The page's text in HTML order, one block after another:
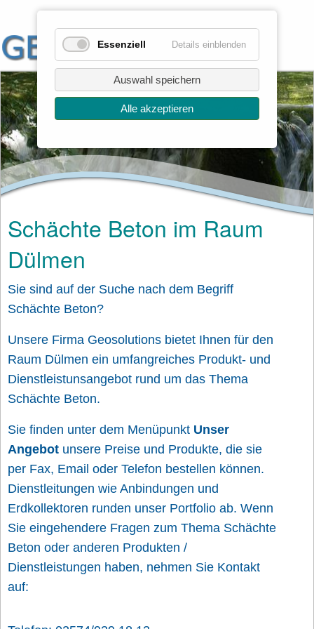
Schächte Beton im Raum
Dülmen
Sie sind auf der Suche nach dem Begriff
Schächte Beton?
Unsere Firma Geosolutions bietet Ihnen für den
Raum Dülmen ein umfangreiches Produkt- und
Dienstleistunsangebot rund um das Thema
Schächte Beton.
Sie finden unter dem Menüpunkt Unser
Angebot unsere Preise und Produkte, die sie
per Fax, Email oder Telefon bestellen können.
Dienstleitungen wie Anbindungen und
Erdkollektoren runden unser Portfolio ab. Wenn
Sie eingehendere Fragen zum Thema Schächte
Beton oder anderen Produkten /
Dienstleistungen haben, nehmen Sie Kontakt
auf:
Essenziell Details einblenden
Auswahl speichern
Alle akzeptieren